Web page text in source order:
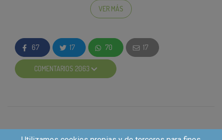
fryer, barbacoas, antes de colocar la vajilla en el
lavavajillas, para sartenes de acero inoxidable, vitro o
*No apto para superficies como madera, piedra
natural, superficies metálicas sin recubrimiento como
el aluminio y el cobre debido a su pH.
• 2 Sprays del Fairy Spray
VER MÁS
67 17 70 17
COMENTARIOS 2063